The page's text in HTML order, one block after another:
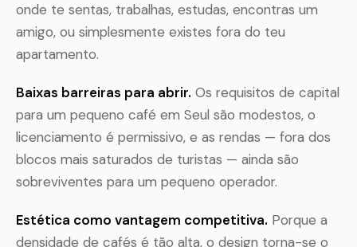
onde te sentas, trabalhas, estudas, encontras um
amigo, ou simplesmente existes fora do teu
apartamento.
Baixas barreiras para abrir. Os requisitos de capital
para um pequeno café em Seul são modestos, o
licenciamento é permissivo, e as rendas — fora dos
blocos mais saturados de turistas — ainda são
sobreviventes para um pequeno operador.
Estética como vantagem competitiva. Porque a
densidade de cafés é tão alta, o design torna-se o